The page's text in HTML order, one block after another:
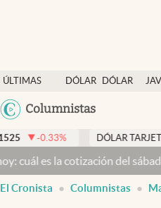
ÚLTIMAS
NOTICIAS
DÓLAR
DÓLAR
Columnistas
Dólar
Members
Economía y Política
Finanzas y Mercados
Mercados Online
% DÓLAR TARJETA $ 1976
cotización del sábado 8 de
El Cronista Columnistas